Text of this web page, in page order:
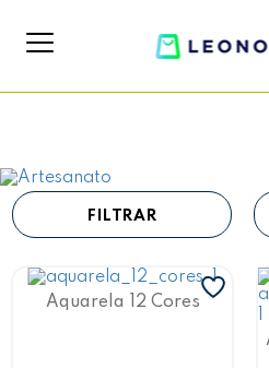
FILTRAR
Aquarela 12 Cores